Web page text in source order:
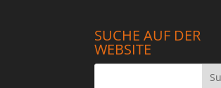
SUCHE AUF DER
WEBSITE